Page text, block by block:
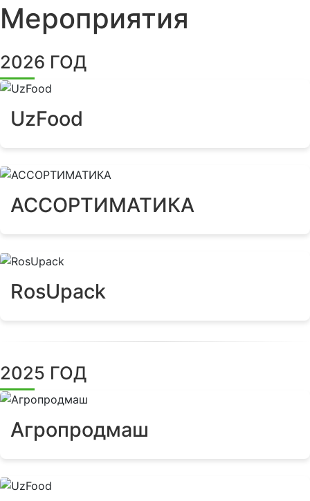
Мероприятия
2026 ГОД
UzFood
АССОРТИМАТИКА
RosUpack
2025 ГОД
Агропродмаш